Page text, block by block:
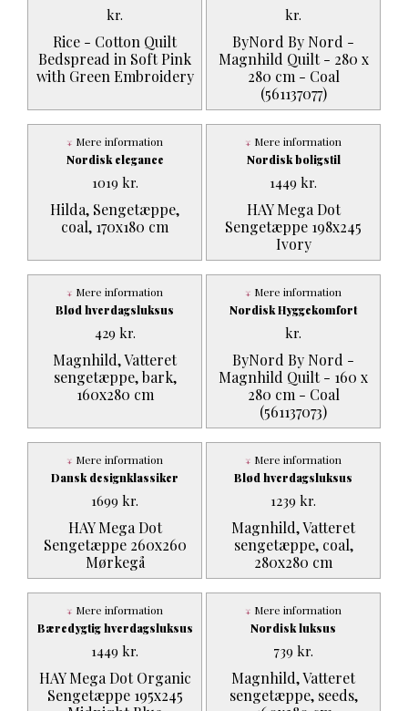
Rice - Cotton Quilt
Bedspread in Soft Pink
with Green Embroidery
kr.
ByNord By Nord -
Magnhild Quilt - 280 x
280 cm - Coal
(561137077)
kr.
Nordisk elegance
Hilda, Sengetæppe,
coal, 170x180 cm
1019 kr.
Mere information
Nordisk boligstil
HAY Mega Dot
Sengetæppe 198x245
Ivory
1449 kr.
Mere information
Blød hverdagsluksus
Magnhild, Vatteret
sengetæppe, bark,
160x280 cm
429 kr.
Mere information
Nordisk Hyggekomfort
ByNord By Nord -
Magnhild Quilt - 160 x
280 cm - Coal
(561137073)
kr.
Mere information
Dansk designklassiker
HAY Mega Dot
Sengetæppe 260x260
Mørkegå
1699 kr.
Mere information
Blød hverdagsluksus
Magnhild, Vatteret
sengetæppe, coal,
280x280 cm
1239 kr.
Mere information
Bæredygtig hverdagsluksus
HAY Mega Dot Organic
Sengetæppe 195x245
1449 kr.
Mere information
Nordisk luksus
Magnhild, Vatteret
sengetæppe, seeds,
739 kr.
Mere information